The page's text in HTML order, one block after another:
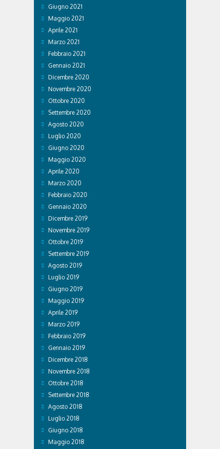
Giugno 2021
Maggio 2021
Aprile 2021
Marzo 2021
Febbraio 2021
Gennaio 2021
Dicembre 2020
Novembre 2020
Ottobre 2020
Settembre 2020
Agosto 2020
Luglio 2020
Giugno 2020
Maggio 2020
Aprile 2020
Marzo 2020
Febbraio 2020
Gennaio 2020
Dicembre 2019
Novembre 2019
Ottobre 2019
Settembre 2019
Agosto 2019
Luglio 2019
Giugno 2019
Maggio 2019
Aprile 2019
Marzo 2019
Febbraio 2019
Gennaio 2019
Dicembre 2018
Novembre 2018
Ottobre 2018
Settembre 2018
Agosto 2018
Luglio 2018
Giugno 2018
Maggio 2018